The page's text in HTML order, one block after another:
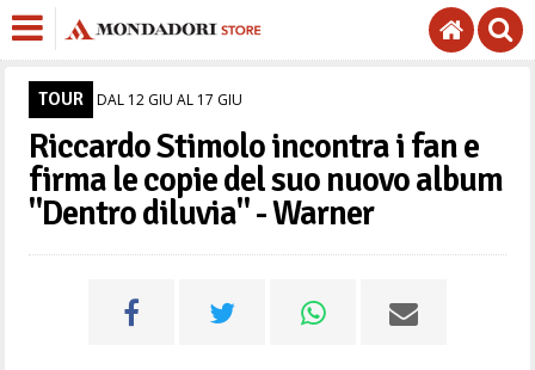
TOUR DAL 12 GIU AL 17 GIU
Riccardo Stimolo incontra i fan e
firma le copie del suo nuovo album
"Dentro diluvia" - Warner